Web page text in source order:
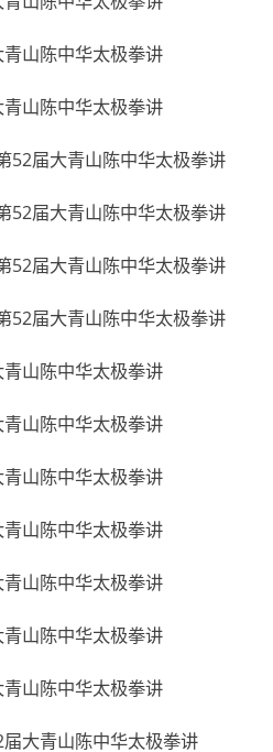
山陈中华太极拳讲
山陈中华太极拳讲
52届大青山陈中华太极拳讲
52届大青山陈中华太极拳讲
52届大青山陈中华太极拳讲
52届大青山陈中华太极拳讲
山陈中华太极拳讲
山陈中华太极拳讲
山陈中华太极拳讲
山陈中华太极拳讲
山陈中华太极拳讲
山陈中华太极拳讲
山陈中华太极拳讲
大青山陈中华太极拳讲